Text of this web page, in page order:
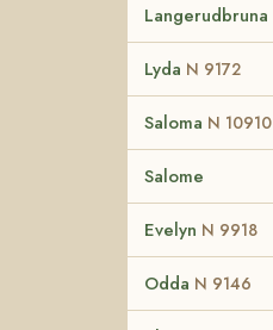
Langerudbruna
Lyda N 9172
Saloma N 10910
Salome
Evelyn N 9918
Odda N 9146